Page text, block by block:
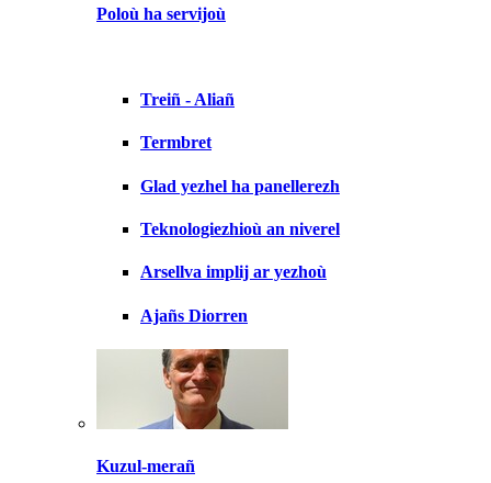
Poloù ha servijoù
Treiñ - Aliañ
Termbret
Glad yezhel ha panellerezh
Teknologiezhioù an niverel
Arsellva implij ar yezhoù
Ajañs Diorren
Kuzul-merañ